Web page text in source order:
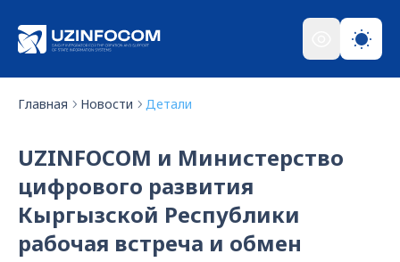
Главная Новости Детали
UZINFOCOM и Министерство
цифрового развития
Кыргызской Республики
рабочая встреча и обмен